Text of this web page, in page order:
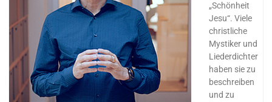
„Schönheit
Jesu“. Viele
christliche
Mystiker und
Liederdichter
haben sie zu
beschreiben
und zu